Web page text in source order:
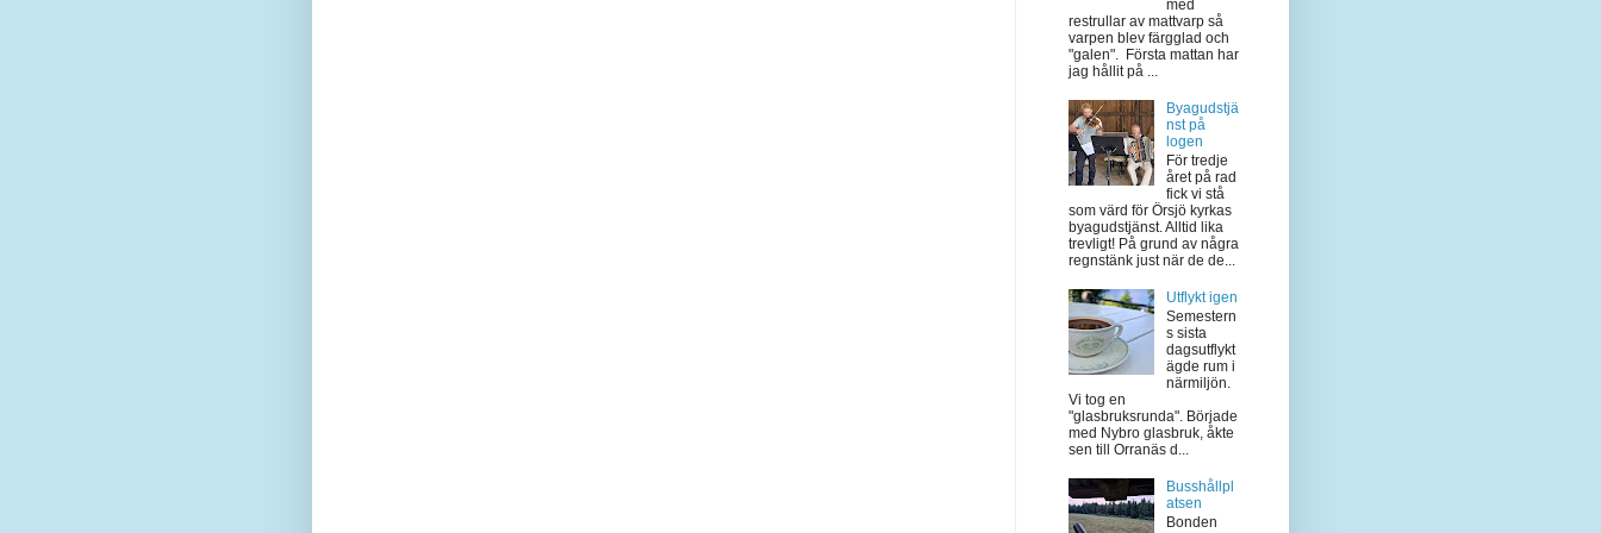
med
restrullar av mattvarp så
varpen blev färgglad och
"galen". Första mattan har
jag hållit på ...
Byagudstjä
nst på
logen
För tredje
året på rad
fick vi stå
som värd för Örsjö kyrkas
byagudstjänst. Alltid lika
trevligt! På grund av några
regnstänk just när de de...
Utflykt igen
Semestern
s sista
dagsutflykt
ägde rum i
närmiljön.
Vi tog en
"glasbruksrunda". Började
med Nybro glasbruk, åkte
sen till Orranäs d...
Busshållpl
atsen
Bonden